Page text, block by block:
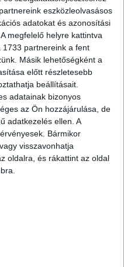
eszközleolvasásos
adatokat és azonosítási
megfelelő helyre kattintva
1733 partnereink a fent
Másik lehetőségként a
előtt részletesebb
beállításait.
adatainak bizonyos
az Ön hozzájárulása, de
adatkezelés ellen. A
Bármikor
visszavonhatja
oldalra, és rákattint az oldal
ki, hogy az FM 103.9 – A
szolgáltatója a
a reggel 6 és 9 óra
fél 8 közötti idősávokra,
közlekedési hírek
A jogsértés csekély
ki bírságot, hanem
a rádió